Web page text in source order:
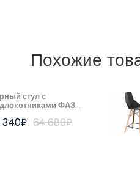
Похожие
стул с
ФАЗ
| ВОНДОМ
340₽ 64 680₽